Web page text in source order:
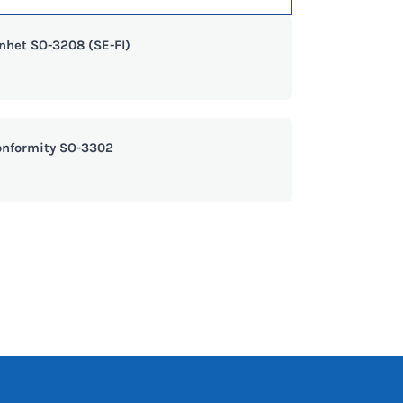
SO-3208 (SE-FI)
SO-3302